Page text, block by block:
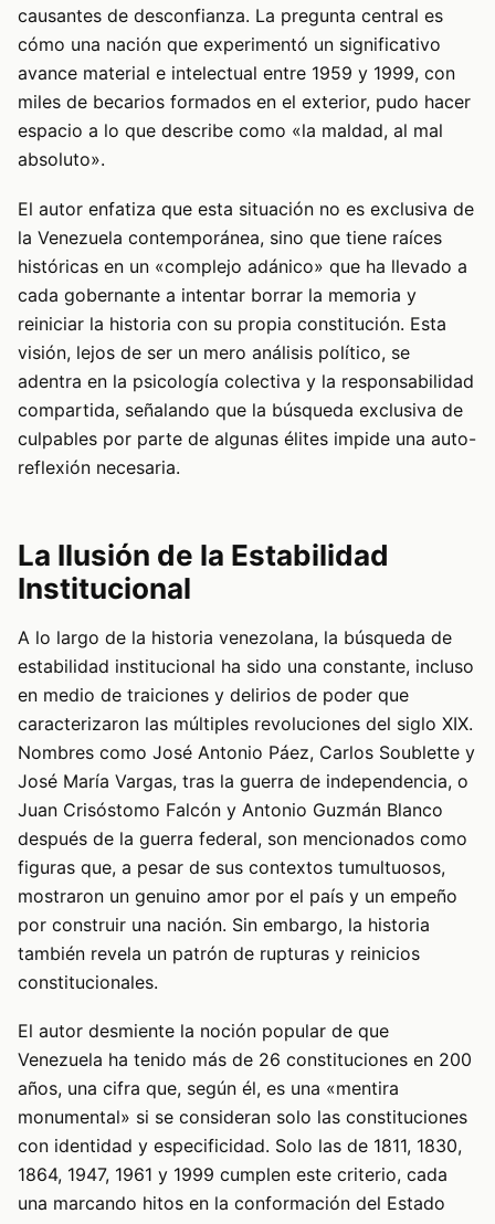
causantes de desconfianza. La pregunta central es
cómo una nación que experimentó un significativo
avance material e intelectual entre 1959 y 1999, con
miles de becarios formados en el exterior, pudo hacer
espacio a lo que describe como «la maldad, al mal
absoluto».
El autor enfatiza que esta situación no es exclusiva de
la Venezuela contemporánea, sino que tiene raíces
históricas en un «complejo adánico» que ha llevado a
cada gobernante a intentar borrar la memoria y
reiniciar la historia con su propia constitución. Esta
visión, lejos de ser un mero análisis político, se
adentra en la psicología colectiva y la responsabilidad
compartida, señalando que la búsqueda exclusiva de
culpables por parte de algunas élites impide una auto-
reflexión necesaria.
La Ilusión de la Estabilidad
Institucional
A lo largo de la historia venezolana, la búsqueda de
estabilidad institucional ha sido una constante, incluso
en medio de traiciones y delirios de poder que
caracterizaron las múltiples revoluciones del siglo XIX.
Nombres como José Antonio Páez, Carlos Soublette y
José María Vargas, tras la guerra de independencia, o
Juan Crisóstomo Falcón y Antonio Guzmán Blanco
después de la guerra federal, son mencionados como
figuras que, a pesar de sus contextos tumultuosos,
mostraron un genuino amor por el país y un empeño
por construir una nación. Sin embargo, la historia
también revela un patrón de rupturas y reinicios
constitucionales.
El autor desmiente la noción popular de que
Venezuela ha tenido más de 26 constituciones en 200
años, una cifra que, según él, es una «mentira
monumental» si se consideran solo las constituciones
con identidad y especificidad. Solo las de 1811, 1830,
1864, 1947, 1961 y 1999 cumplen este criterio, cada
una marcando hitos en la conformación del Estado